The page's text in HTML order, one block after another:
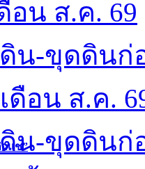
แช”
อน ส.ค. 69
น-ขุดดินก่
ดือน ส.ค.
น-ขุดดินก่